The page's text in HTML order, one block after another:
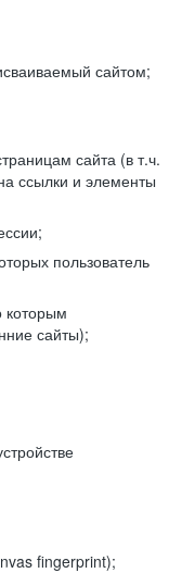
сайтом;
сайта (в т.ч.
ссылки и элементы
пользователь
которым
сайты);
fingerprint);